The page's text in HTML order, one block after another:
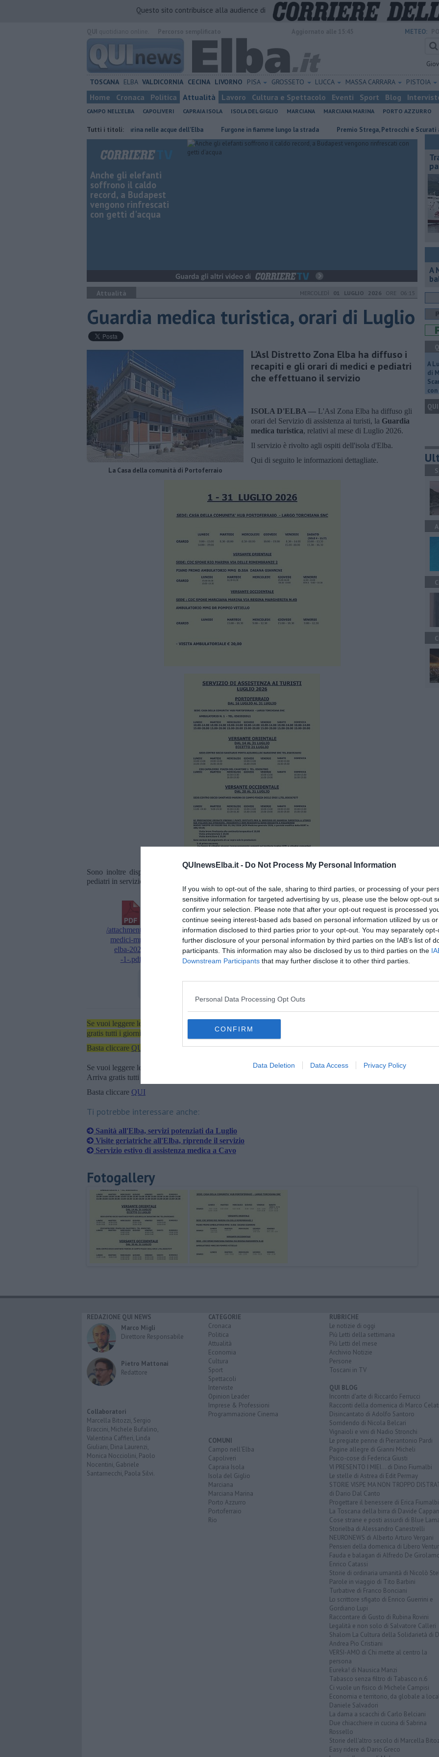
QUInewsElba.it - Do Not Process My Personal Information
If you wish to opt-out of the sale, sharing to third parties, or processing of your
sensitive information for targeted advertising by us, please use the below opt-out
confirm your selection. Please note that after your opt-out request is processed
continue seeing interest-based ads based on personal information utilized by us
information disclosed to third parties prior to your opt-out. You may separately
further disclosure of your personal information by third parties on the IAB’s list of
participants. This information may also be disclosed by us to third parties on the
Downstream Participants that may further disclose it to other third parties.
Personal Data Processing Opt Outs
CONFIRM
Data Deletion Data Access Privacy Policy
Questo sito contribuisce alla audience di
METEO:
TOSCANA ELBA VALDICORNIA CECINA LIVORNO PISA GROSSETO LUCCA MASSA CARRARA PISTOIA
Home Cronaca Politica Attualità Lavoro Cultura e Spettacolo Eventi Sport Blog
CAMPO NELL'ELBA CAPOLIVERI CAPRAIA ISOLA ISOLA DEL GIGLIO MARCIANA MARCIANA MARINA PORTO AZZURRO
Tutti i titoli:
Rara tartaruga marina nelle acque dell'Elba Furgone in fiamme lungo la strada Premio Strega, Petrocchi e Scurati all'Elba
Anche gli elefanti
soffrono il caldo
record, a Budapest
vengono rinfrescati
con getti d'acqua
Attualità MERCOLEDÌ 01 LUGLIO 2026 ORE 06:15
Guardia medica turistica, orari di Luglio
La Casa della comunità di Portoferraio
L'Asl Distretto Zona Elba ha diffuso i
recapiti e gli orari di medici e pediatri
che effettuano il servizio
ISOLA D'ELBA — L'Asl Zona Elba ha diffuso gli
orari del Servizio di assistenza ai turisti, la Guardia
medica turistica, relativi al mese di Luglio 2026.
Il servizio è rivolto agli ospiti dell'isola d'Elba.
Qui di seguito le informazioni dettagliate.
Sono inoltre disponibili in pdf, come allegati in fondo all'articolo, i nomi e i recapiti dei medici e dei
pediatri in servizio all'Elba che possono effettuare visite anche per i non residenti.
/attachments/5/0/50-
medici-mmg-
elba-2026-
-1-.pdf
/attachments/9/0/90-
pediatri-libera-
scelta-elba-
2026.pdf
Se vuoi leggere le notizie principali dell'isola d'Elba iscriviti alla
gratis tutti i giorni alle 7:00 del mattino direttamente nella tua casella di posta.
Basta cliccare QUI
Se vuoi leggere le notizie principali della Toscana iscriviti allaNewsletter QUInews - ToscanaMedia.
Arriva gratis tutti i giorni alle 20:00 direttamente nella tua casella di posta.
Basta cliccare QUI
Ti potrebbe interessare anche:
Sanità all'Elba, servizi potenziati da Luglio
Visite geriatriche all'Elba, riprende il servizio
Servizio estivo di assistenza medica a Cavo
Fotogallery
A
A
di
QUI
REDAZIONE QUI NEWS
Marco Migli
Direttore Responsabile
Pietro Mattonai
Redattore
Collaboratori
Marcella Bitozzi, Sergio
Braccini, Michele Bufalino,
Valentina Caffieri, Linda
Giuliani, Dina Laurenzi,
Monica Nocciolini, Paolo
Nocentini, Gabriele
Santarnecchi, Paola Silvi.
CATEGORIE
Cronaca
Politica
Attualità
Economia
Cultura
Sport
Spettacoli
Interviste
Opinion Leader
Imprese & Professioni
Programmazione Cinema
COMUNI
Campo nell'Elba
Capoliveri
Capraia Isola
Isola del Giglio
Marciana
Marciana Marina
Porto Azzurro
Portoferraio
Rio
RUBRICHE
Le notizie di oggi
Più Letti della settimana
Più Letti del mese
Archivio Notizie
Persone
Toscani in TV
QUI BLOG
Incontri d'arte di Riccardo Ferrucci
Racconti della domenica di Marco Celati
Disincantato di Adolfo Santoro
Sorridendo di Nicola Belcari
Vignaioli e vini di Nadio Stronchi
Le pregiate penne di Pierantonio Pardi
Pagine allegre di Gianni Micheli
Psico-cose di Federica Giusti
VI PRESENTO I MIEI... di Dino Fiumalbi
Le stelle di Astrea di Edit Permay
STORIE VISPE MA NON TROPPO
di Dario Dal Canto
Progettare il benessere di Erica Fiumalbi
La Toscana della birra di Davide
Cose strane e posti assurdi di Blue
Storielba di Alessandro Canestrelli
NEURONEWS di Alberto Arturo Vergani
Pensieri della domenica di Libero
Fauda e balagan di Alfredo De
Enrico Catassi
Storie di ordinaria umanità di Nicolò
Parole in viaggio di Tito Barbini
Turbative di Franco Bonciani
Lo scrittore sfigato di Enrico Guerrini e
Gordiano Lupi
Raccontare di Gusto di Rubina Rovini
Legalità e non solo di Salvatore Calleri
Shalom La Cultura della Solidarietà di
Andrea Pio Cristiani
VERSI-AMO di Chi mette al centro la
persona
Eureka! di Nausica Manzi
Tabasco senza filtro di Tabasco n.6
Ci vuole un fisico di Michele Campisi
Economia e territorio, da globale a
Daniele Salvadori
La dama a scacchi di Carlo Belciani
Due chiacchiere in cucina di Sabrina
Rossello
Storie dell'altro secolo di Marcella
Easy ridere di Dario Greco